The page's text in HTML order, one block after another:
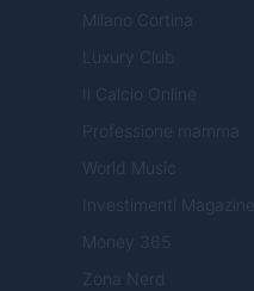
Milano Cortina
Luxury Club
Il Calcio Online
Professione mamma
World Music
Investimenti Magazine
Money 365
Zona Nerd